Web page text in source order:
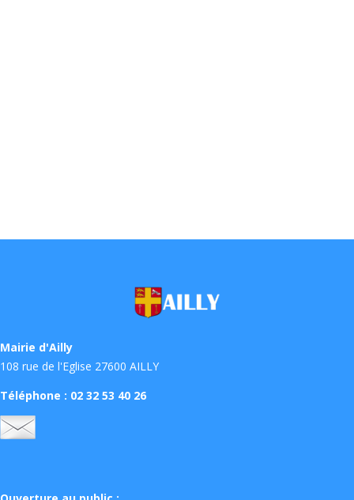
Mairie d'Ailly
108 rue de l'Eglise 27600 AILLY
Téléphone : 02 32 53 40 26